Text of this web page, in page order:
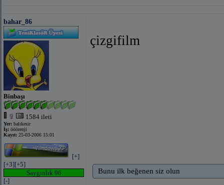
bahar_86
Binbaşı
1584 ileti
Yer: balıkesir
İş: ööörenji
Kayıt: 25-03-2006 15:01
[+]
[+3][+5]
Saygınlık 96
[-]
çizgifilm
Bunu ilk beğenen siz olun